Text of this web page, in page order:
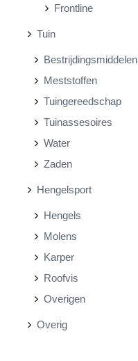
Frontline
Tuin
Bestrijdingsmiddelen
Meststoffen
Tuingereedschap
Tuinassesoires
Water
Zaden
Hengelsport
Hengels
Molens
Karper
Roofvis
Overigen
Overig